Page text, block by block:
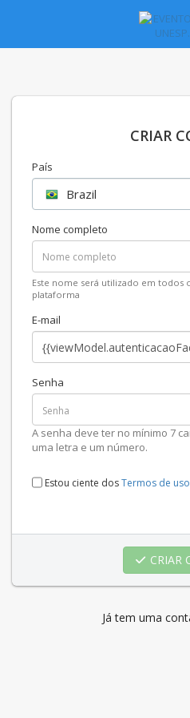
CRIAR
País
Brazil
Nome completo
Este nome será utilizado em todos
plataforma
E-mail
Senha
A senha deve ter no mínimo 7
uma letra e um número.
Estou ciente dosTermos de uso
CRIAR
Já tem uma